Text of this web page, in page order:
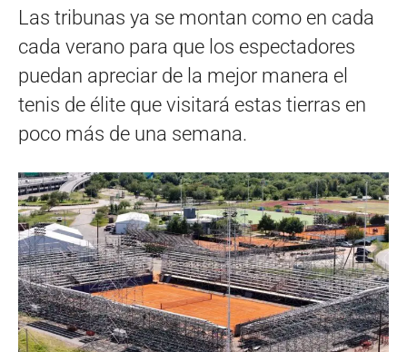
Las tribunas ya se montan como en cada
cada verano para que los espectadores
puedan apreciar de la mejor manera el
tenis de élite que visitará estas tierras en
poco más de una semana.